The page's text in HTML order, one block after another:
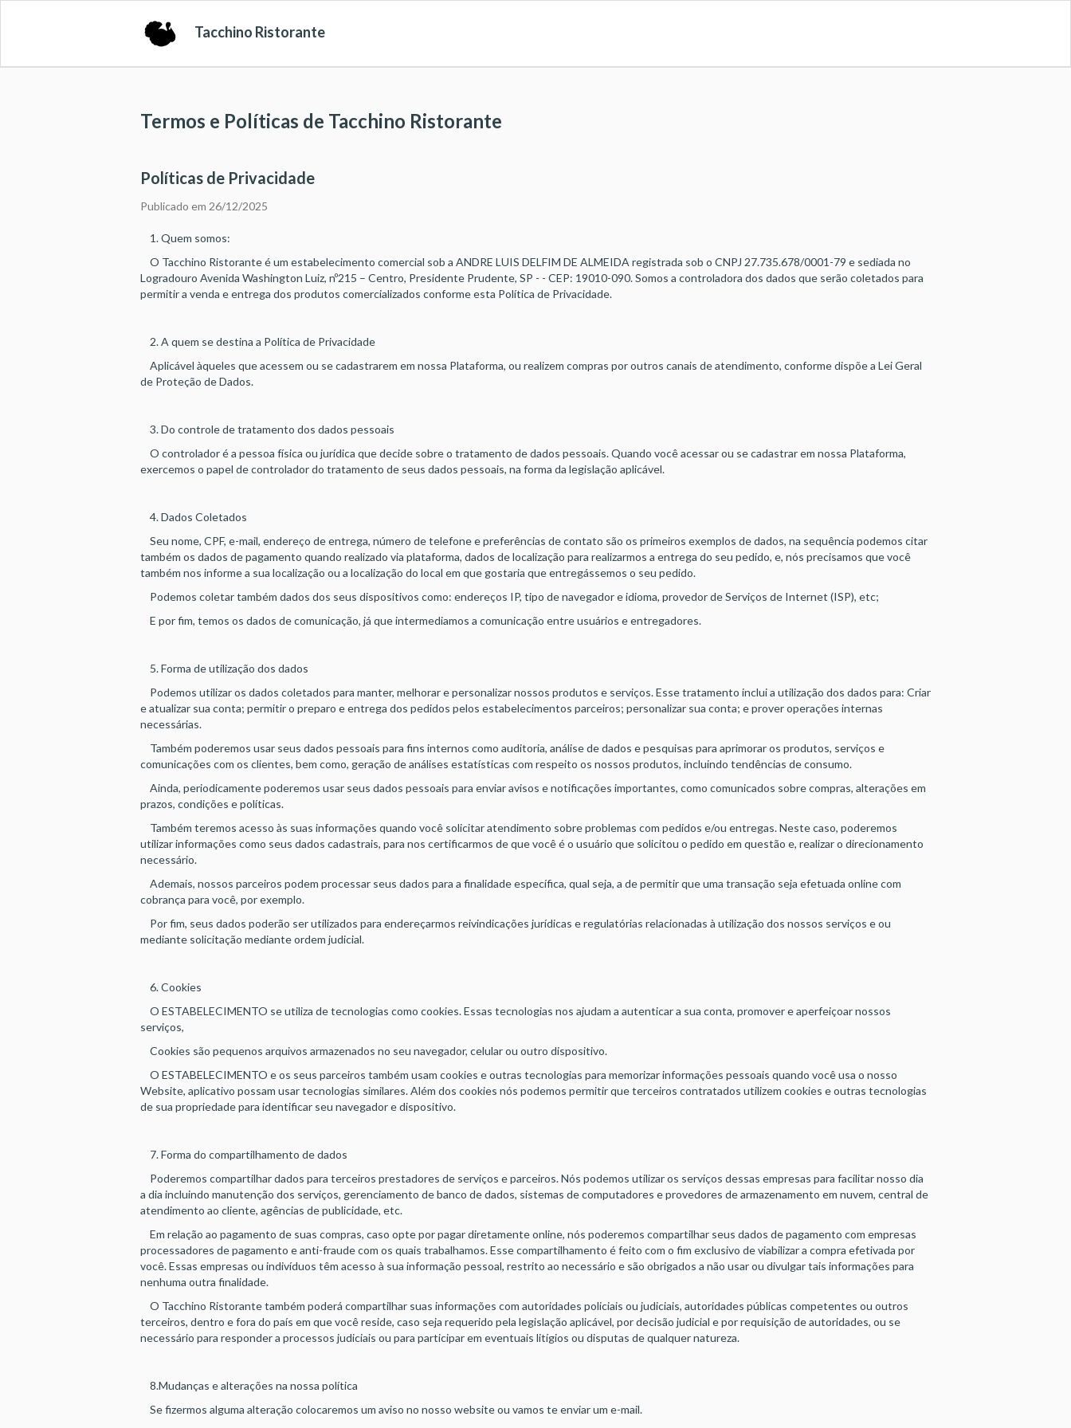
Tacchino Ristorante
Termos e Políticas de Tacchino Ristorante
Políticas de Privacidade
Publicado em 26/12/2025
1. Quem somos:
O Tacchino Ristorante é um estabelecimento comercial sob a ANDRE LUIS DELFIM DE ALMEIDA registrada sob o CNPJ 27.735.678/0001-79 e sediada no
Logradouro Avenida Washington Luiz, nº215 – Centro, Presidente Prudente, SP - - CEP: 19010-090. Somos a controladora dos dados que serão coletados para
permitir a venda e entrega dos produtos comercializados conforme esta Política de Privacidade.
2. A quem se destina a Política de Privacidade
Aplicável àqueles que acessem ou se cadastrarem em nossa Plataforma, ou realizem compras por outros canais de atendimento, conforme dispõe a Lei Geral
de Proteção de Dados.
3. Do controle de tratamento dos dados pessoais
O controlador é a pessoa física ou jurídica que decide sobre o tratamento de dados pessoais. Quando você acessar ou se cadastrar em nossa Plataforma,
exercemos o papel de controlador do tratamento de seus dados pessoais, na forma da legislação aplicável.
4. Dados Coletados
Seu nome, CPF, e-mail, endereço de entrega, número de telefone e preferências de contato são os primeiros exemplos de dados, na sequência podemos citar
também os dados de pagamento quando realizado via plataforma, dados de localização para realizarmos a entrega do seu pedido, e, nós precisamos que você
também nos informe a sua localização ou a localização do local em que gostaria que entregássemos o seu pedido.
Podemos coletar também dados dos seus dispositivos como: endereços IP, tipo de navegador e idioma, provedor de Serviços de Internet (ISP), etc;
E por fim, temos os dados de comunicação, já que intermediamos a comunicação entre usuários e entregadores.
5. Forma de utilização dos dados
Podemos utilizar os dados coletados para manter, melhorar e personalizar nossos produtos e serviços. Esse tratamento inclui a utilização dos dados para: Criar
e atualizar sua conta; permitir o preparo e entrega dos pedidos pelos estabelecimentos parceiros; personalizar sua conta; e prover operações internas
necessárias.
Também poderemos usar seus dados pessoais para fins internos como auditoria, análise de dados e pesquisas para aprimorar os produtos, serviços e
comunicações com os clientes, bem como, geração de análises estatísticas com respeito os nossos produtos, incluindo tendências de consumo.
Ainda, periodicamente poderemos usar seus dados pessoais para enviar avisos e notificações importantes, como comunicados sobre compras, alterações em
prazos, condições e políticas.
Também teremos acesso às suas informações quando você solicitar atendimento sobre problemas com pedidos e/ou entregas. Neste caso, poderemos
utilizar informações como seus dados cadastrais, para nos certificarmos de que você é o usuário que solicitou o pedido em questão e, realizar o direcionamento
necessário.
Ademais, nossos parceiros podem processar seus dados para a finalidade específica, qual seja, a de permitir que uma transação seja efetuada online com
cobrança para você, por exemplo.
Por fim, seus dados poderão ser utilizados para endereçarmos reivindicações jurídicas e regulatórias relacionadas à utilização dos nossos serviços e ou
mediante solicitação mediante ordem judicial.
6. Cookies
O ESTABELECIMENTO se utiliza de tecnologias como cookies. Essas tecnologias nos ajudam a autenticar a sua conta, promover e aperfeiçoar nossos
serviços,
Cookies são pequenos arquivos armazenados no seu navegador, celular ou outro dispositivo.
O ESTABELECIMENTO e os seus parceiros também usam cookies e outras tecnologias para memorizar informações pessoais quando você usa o nosso
Website, aplicativo possam usar tecnologias similares. Além dos cookies nós podemos permitir que terceiros contratados utilizem cookies e outras tecnologias
de sua propriedade para identificar seu navegador e dispositivo.
7. Forma do compartilhamento de dados
Poderemos compartilhar dados para terceiros prestadores de serviços e parceiros. Nós podemos utilizar os serviços dessas empresas para facilitar nosso dia
a dia incluindo manutenção dos serviços, gerenciamento de banco de dados, sistemas de computadores e provedores de armazenamento em nuvem, central de
atendimento ao cliente, agências de publicidade, etc.
Em relação ao pagamento de suas compras, caso opte por pagar diretamente online, nós poderemos compartilhar seus dados de pagamento com empresas
processadores de pagamento e anti-fraude com os quais trabalhamos. Esse compartilhamento é feito com o fim exclusivo de viabilizar a compra efetivada por
você. Essas empresas ou indivíduos têm acesso à sua informação pessoal, restrito ao necessário e são obrigados a não usar ou divulgar tais informações para
nenhuma outra finalidade.
O Tacchino Ristorante também poderá compartilhar suas informações com autoridades policiais ou judiciais, autoridades públicas competentes ou outros
terceiros, dentro e fora do país em que você reside, caso seja requerido pela legislação aplicável, por decisão judicial e por requisição de autoridades, ou se
necessário para responder a processos judiciais ou para participar em eventuais litígios ou disputas de qualquer natureza.
8.Mudanças e alterações na nossa política
Se fizermos alguma alteração colocaremos um aviso no nosso website ou vamos te enviar um e-mail.